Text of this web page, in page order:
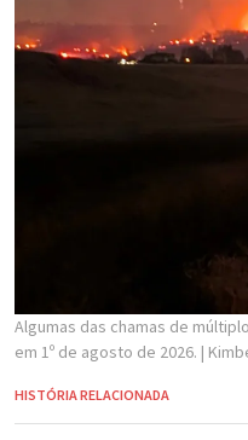
Algumas das chamas de
em 1º de agosto de 2026. |
HISTÓRIA RELACIONADA